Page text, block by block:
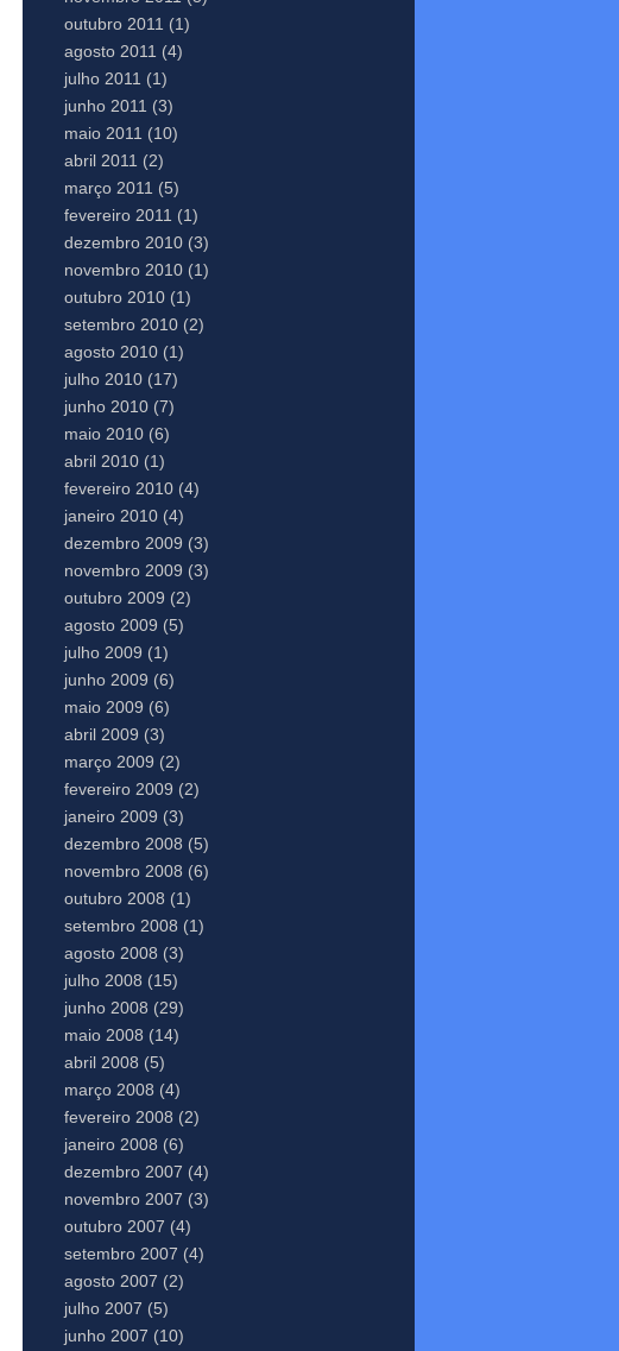
outubro 2011 (1)
agosto 2011 (4)
julho 2011 (1)
junho 2011 (3)
maio 2011 (10)
abril 2011 (2)
março 2011 (5)
fevereiro 2011 (1)
dezembro 2010 (3)
novembro 2010 (1)
outubro 2010 (1)
setembro 2010 (2)
agosto 2010 (1)
julho 2010 (17)
junho 2010 (7)
maio 2010 (6)
abril 2010 (1)
fevereiro 2010 (4)
janeiro 2010 (4)
dezembro 2009 (3)
novembro 2009 (3)
outubro 2009 (2)
agosto 2009 (5)
julho 2009 (1)
junho 2009 (6)
maio 2009 (6)
abril 2009 (3)
março 2009 (2)
fevereiro 2009 (2)
janeiro 2009 (3)
dezembro 2008 (5)
novembro 2008 (6)
outubro 2008 (1)
setembro 2008 (1)
agosto 2008 (3)
julho 2008 (15)
junho 2008 (29)
maio 2008 (14)
abril 2008 (5)
março 2008 (4)
fevereiro 2008 (2)
janeiro 2008 (6)
dezembro 2007 (4)
novembro 2007 (3)
outubro 2007 (4)
setembro 2007 (4)
agosto 2007 (2)
julho 2007 (5)
junho 2007 (10)